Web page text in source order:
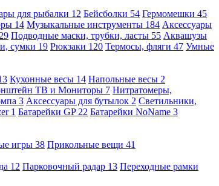
для рыбалки 12 Бейсболки 54 Гермомешки 45
14 Музыкальные инструменты 184 Аксессуары
29 Подводные маски, трубки, ласты 55 Аквашузы
сумки 19 Рюкзаки 120 Термосы, фляги 47 Умные
Кухонные весы 14 Напольные весы 2
ТВ и Мониторы 7 Нитратомеры,
3 Аксессуары для бутылок 2 Светильники,
1 Батарейки GP 22 Батарейки NoName 3
игры 38 Прикольные вещи 41
12 Парковочный радар 13 Переходные рамки